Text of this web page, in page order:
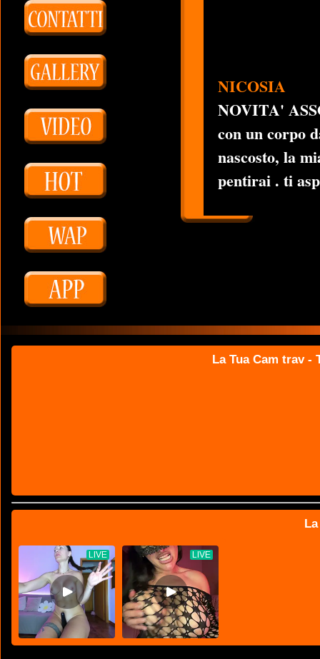
NICOSIA
NOVITA'
con un corpo
nascosto, la
pentirai . ti
La Tua Cam trav -